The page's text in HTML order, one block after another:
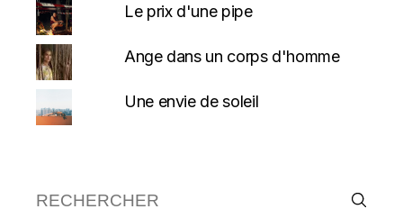
Le prix d'une pipe
Ange dans un corps d'homme
Une envie de soleil